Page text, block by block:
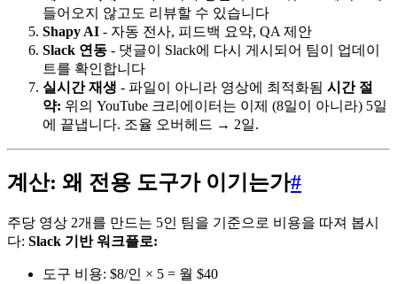
들어오지 않고도 리뷰할 수 있습니다
Shapy AI - 자동 전사, 피드백 요약, QA 제안
Slack 연동 - 댓글이 Slack에 다시 게시되어 팀이 업데이
트를 확인합니다
실시간 재생 - 파일이 아니라 영상에 최적화됨 시간 절
약: 위의 YouTube 크리에이터는 이제 (8일이 아니라) 5일
에 끝냅니다. 조율 오버헤드 → 2일.
계산: 왜 전용 도구가 이기는가#
주당 영상 2개를 만드는 5인 팀을 기준으로 비용을 따져 봅시
다: Slack 기반 워크플로:
도구 비용: $8/인 × 5 = 월 $40